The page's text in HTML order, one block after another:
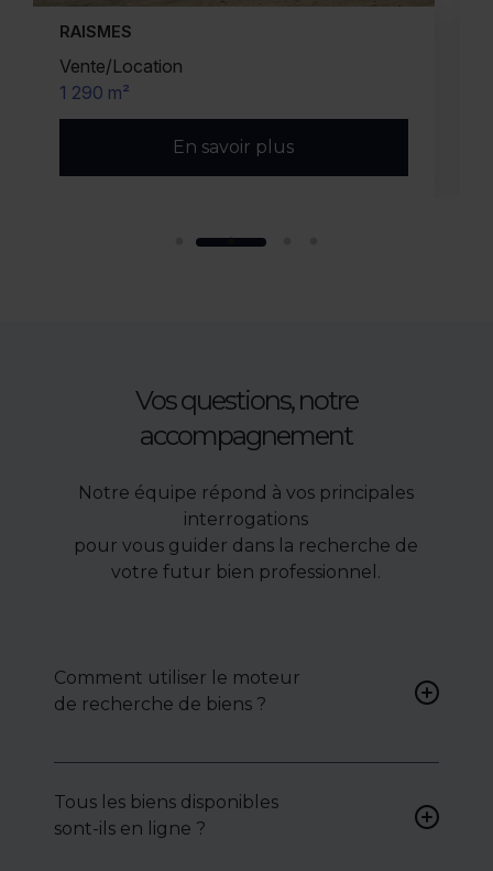
AVELIN
Vente/Location
2 241 m² (divisibles)
En savoir plus
Vos questions, notre
accompagnement
Notre équipe répond à vos principales
interrogations
pour vous guider dans la recherche de
votre futur bien professionnel.
Comment utiliser le moteur
de recherche de biens ?
pour accéder à une liste de
biens ciblés.
Tous les biens disponibles
sont-ils en ligne ?